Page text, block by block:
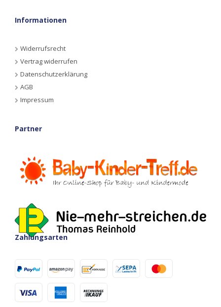
Informationen
Widerrufsrecht
Vertrag widerrufen
Datenschutzerklärung
AGB
Impressum
Partner
Zahlungsarten